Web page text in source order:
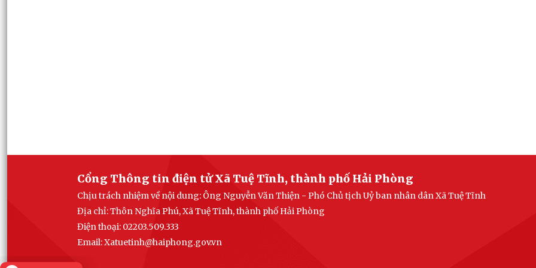
Cổng Thông tin điện tử Xã Tuệ Tĩnh, thành phố Hải Phòng
Chịu trách nhiệm về nội dung: Ông Nguyễn Văn Thiện - Phó Chủ tịch Uỷ ban nhân dân Xã Tuệ Tĩnh
Địa chỉ: Thôn Nghĩa Phú, Xã Tuệ Tĩnh, thành phố Hải Phòng
Điện thoại: 02203.509.333
Email: Xatuetinh@haiphong.gov.vn